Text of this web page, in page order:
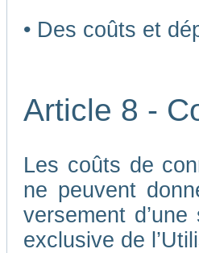
• Des coûts et
Article 8 -
Les coûts de
ne peuvent
versement
exclusive de